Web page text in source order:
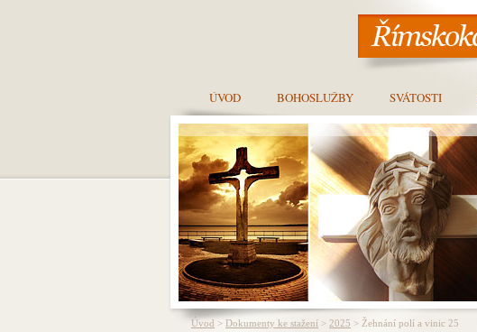
ÚVOD BOHOSLUŽBY SVÁTOSTI
Úvod > Dokumenty ke stažení > 2025 > Žehnání polí a vinic 25